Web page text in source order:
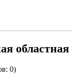
0)